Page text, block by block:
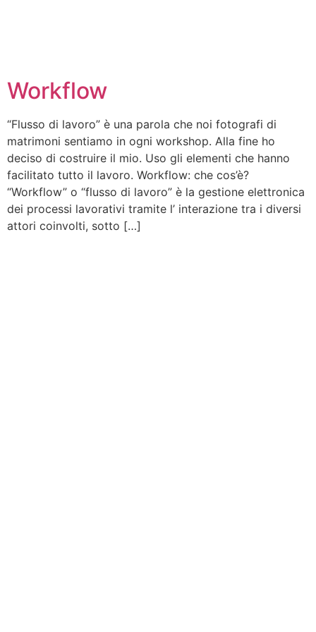
Workflow
“Flusso di lavoro” è una parola che noi fotografi di
matrimoni sentiamo in ogni workshop. Alla fine ho
deciso di costruire il mio. Uso gli elementi che hanno
facilitato tutto il lavoro. Workflow: che cos’è?
“Workflow” o “flusso di lavoro” è la gestione elettronica
dei processi lavorativi tramite l’ interazione tra i diversi
attori coinvolti, sotto […]